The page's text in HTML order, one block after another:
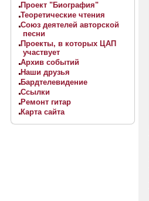
Проект "Биография"
Теоретические чтения
Союз деятелей авторской
песни
Проекты, в которых ЦАП
участвует
Архив событий
Наши друзья
Бардтелевидение
Ссылки
Ремонт гитар
Карта сайта